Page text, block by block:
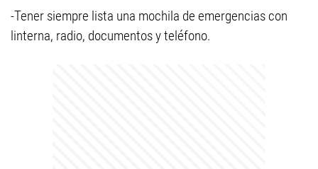
-Tener siempre lista una mochila de emergencias con
linterna, radio, documentos y teléfono.